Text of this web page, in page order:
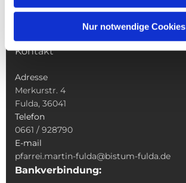
Nur notwendige Cookies
Veranstaltungen & Angebote
Kindertagesstätte St. Andreas
Kontakt
Adresse
Merkurstr. 4
Fulda, 36041
Telefon
0661 / 928790
E-mail
pfarrei.martin-fulda@bistum-fulda.de
Bankverbindung: